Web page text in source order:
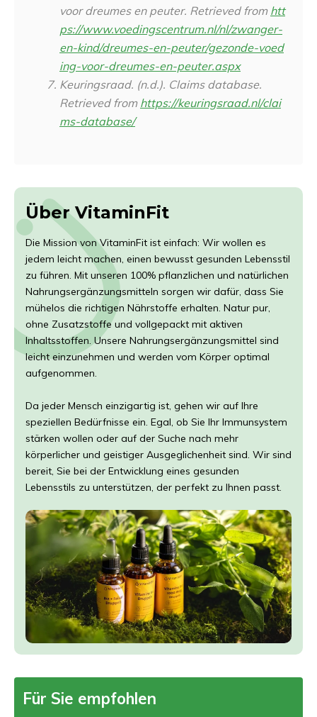
voor dreumes en peuter. Retrieved from htt
ps://www.voedingscentrum.nl/nl/zwanger-
en-kind/dreumes-en-peuter/gezonde-voed
ing-voor-dreumes-en-peuter.aspx
Keuringsraad. (n.d.). Claims database.
Retrieved from https://keuringsraad.nl/clai
ms-database/
Über VitaminFit
Die Mission von VitaminFit ist einfach: Wir wollen es
jedem leicht machen, einen bewusst gesunden Lebensstil
zu führen. Mit unseren 100% pflanzlichen und natürlichen
Nahrungsergänzungsmitteln sorgen wir dafür, dass Sie
mühelos die richtigen Nährstoffe erhalten. Natur pur,
ohne Zusatzstoffe und vollgepackt mit aktiven
Inhaltsstoffen. Unsere Nahrungsergänzungsmittel sind
leicht einzunehmen und werden vom Körper optimal
aufgenommen.
Da jeder Mensch einzigartig ist, gehen wir auf Ihre
speziellen Bedürfnisse ein. Egal, ob Sie Ihr Immunsystem
stärken wollen oder auf der Suche nach mehr
körperlicher und geistiger Ausgeglichenheit sind. Wir sind
bereit, Sie bei der Entwicklung eines gesunden
Lebensstils zu unterstützen, der perfekt zu Ihnen passt.
Für Sie empfohlen